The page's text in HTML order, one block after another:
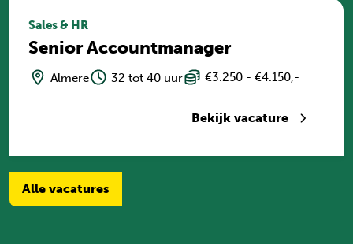
Sales & HR
Senior Accountmanager
Almere 32 tot 40 uur €3.250 - €4.150,-
Bekijk vacature
Alle vacatures